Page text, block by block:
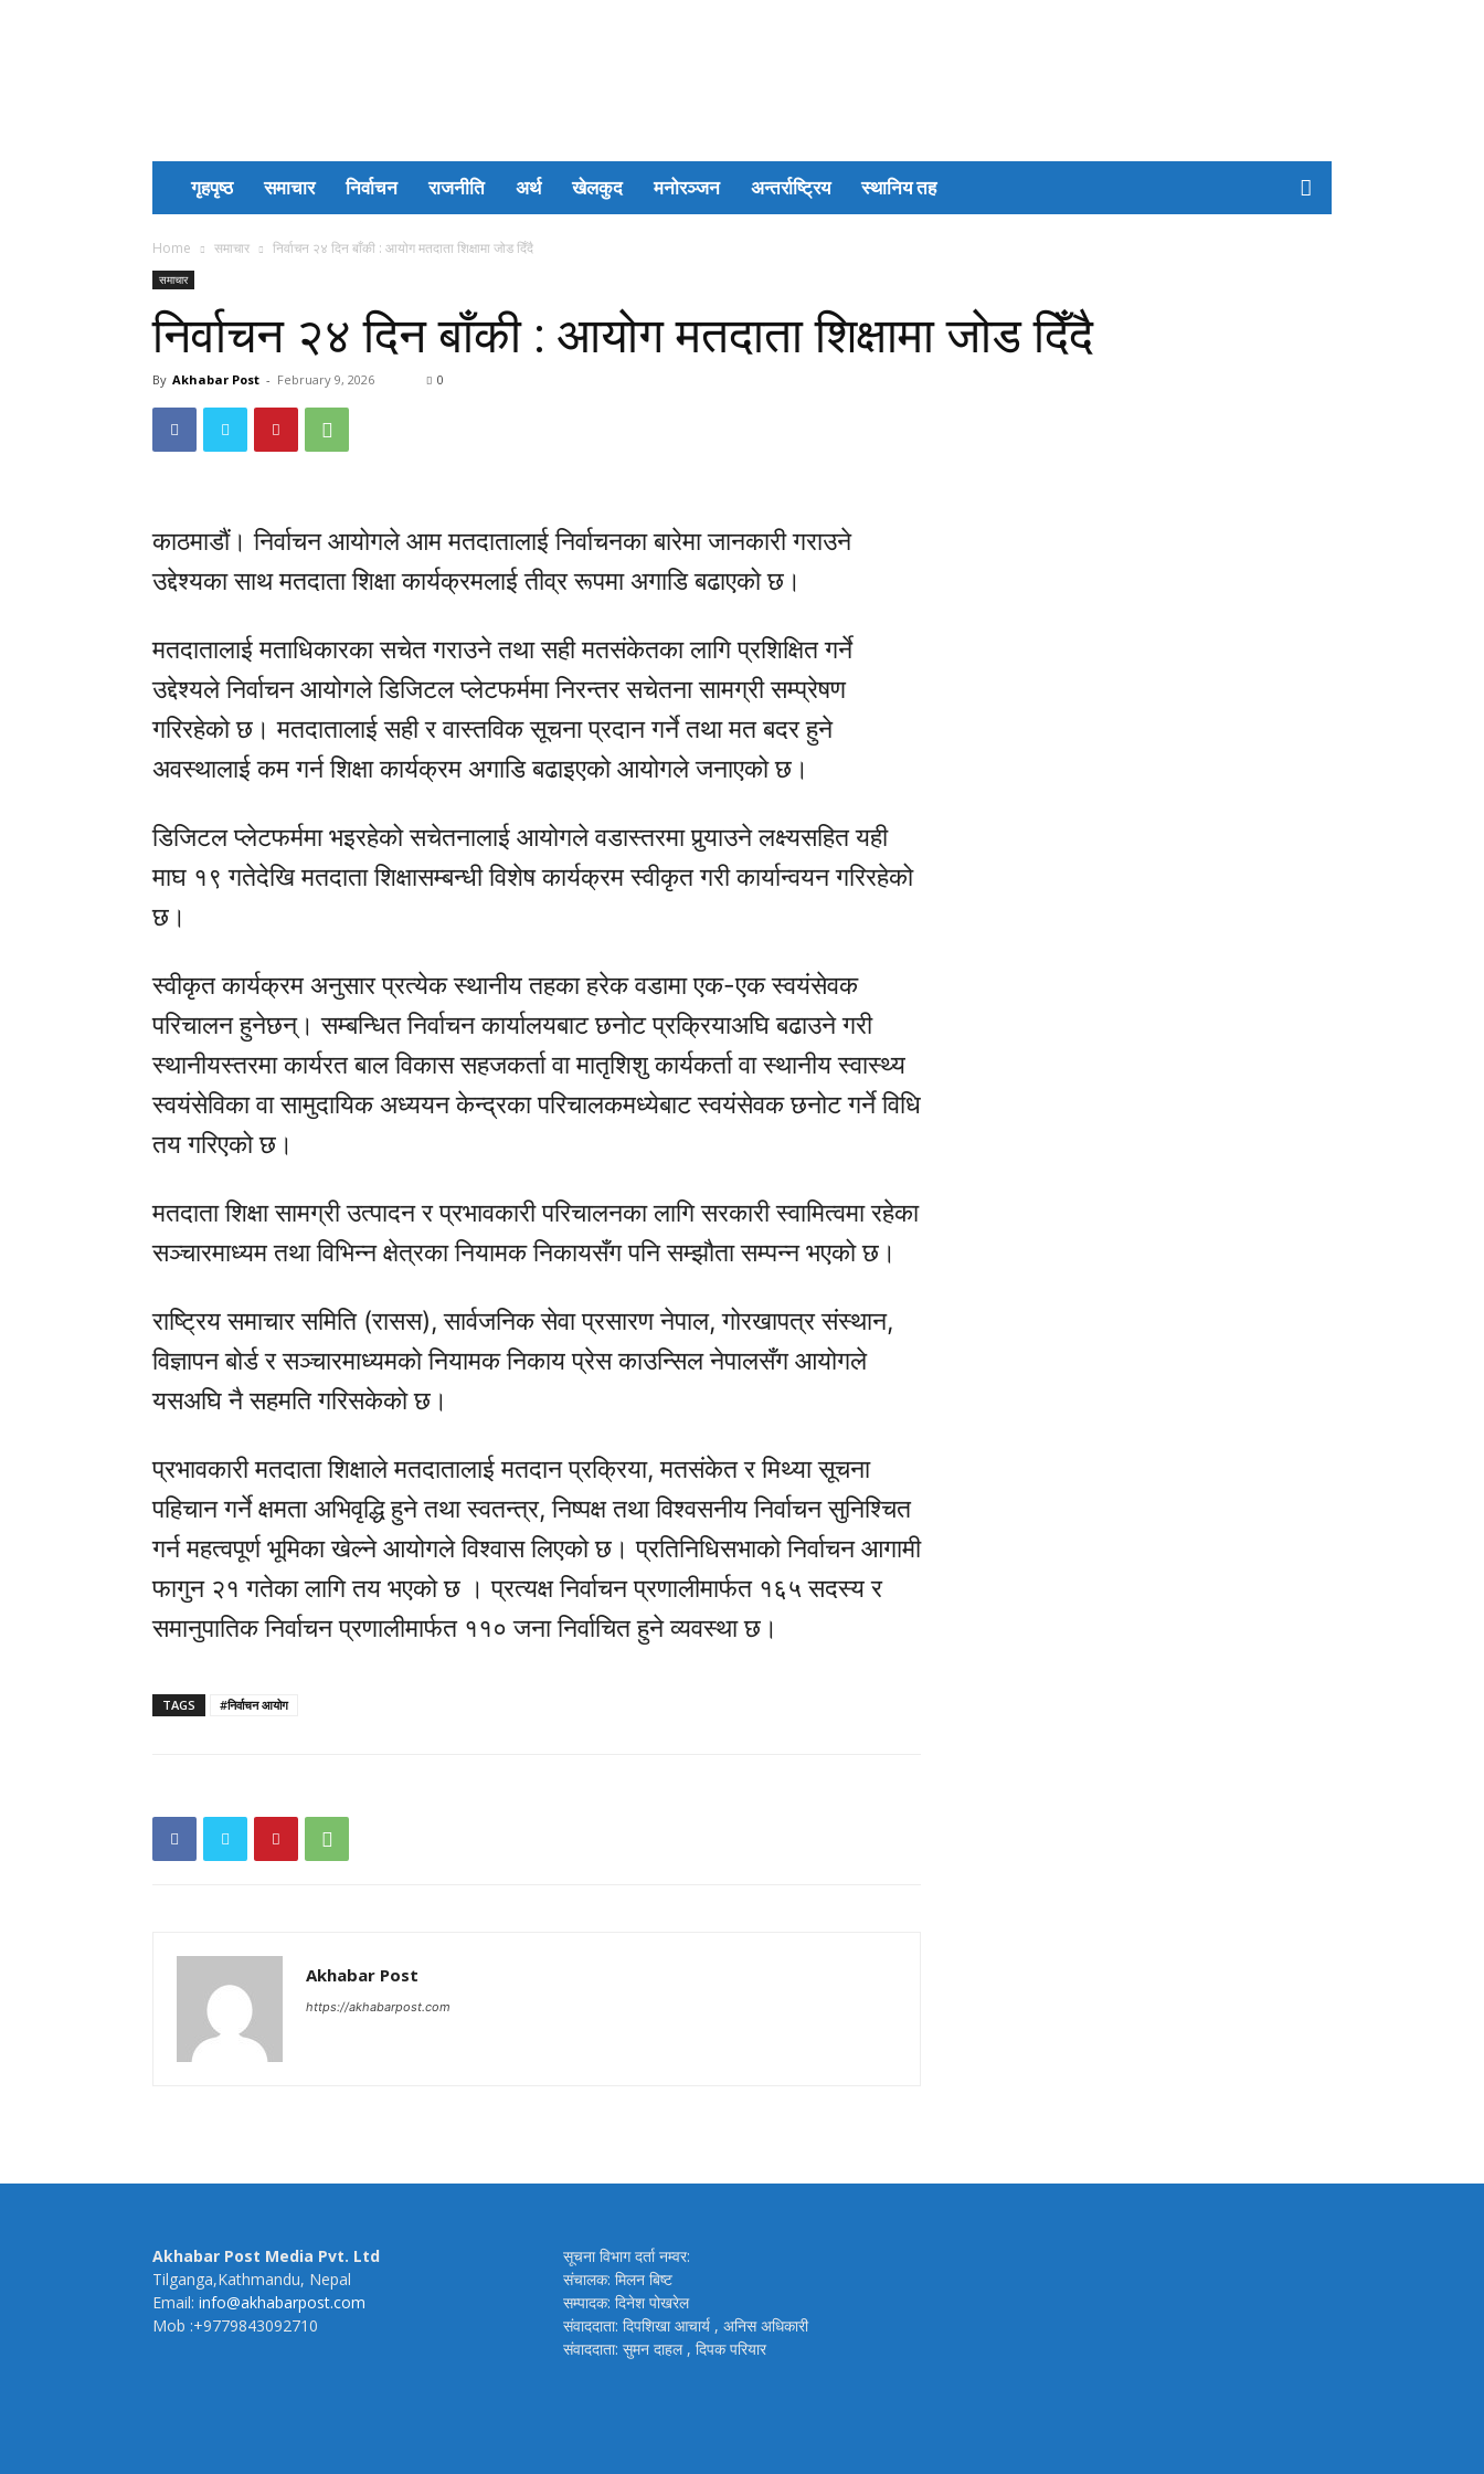
गृहपृष्ठ समाचार निर्वाचन राजनीति अर्थ खेलकुद मनोरञ्जन अन्तर्राष्ट्रिय स्थानिय तह
Home समाचार निर्वाचन २४ दिन बाँकी : आयोग मतदाता शिक्षामा जोड दिँदै
समाचार
निर्वाचन २४ दिन बाँकी : आयोग मतदाता शिक्षामा जोड दिँदै
By Akhabar Post - February 9, 2026 0
काठमाडौं। निर्वाचन आयोगले आम मतदातालाई निर्वाचनका बारेमा जानकारी गराउने
उद्देश्यका साथ मतदाता शिक्षा कार्यक्रमलाई तीव्र रूपमा अगाडि बढाएको छ।
मतदातालाई मताधिकारका सचेत गराउने तथा सही मतसंकेतका लागि प्रशिक्षित गर्ने
उद्देश्यले निर्वाचन आयोगले डिजिटल प्लेटफर्ममा निरन्तर सचेतना सामग्री सम्प्रेषण
गरिरहेको छ। मतदातालाई सही र वास्तविक सूचना प्रदान गर्ने तथा मत बदर हुने
अवस्थालाई कम गर्न शिक्षा कार्यक्रम अगाडि बढाइएको आयोगले जनाएको छ।
डिजिटल प्लेटफर्ममा भइरहेको सचेतनालाई आयोगले वडास्तरमा पुर्‍याउने लक्ष्यसहित यही
माघ १९ गतेदेखि मतदाता शिक्षासम्बन्धी विशेष कार्यक्रम स्वीकृत गरी कार्यान्वयन गरिरहेको
छ।
स्वीकृत कार्यक्रम अनुसार प्रत्येक स्थानीय तहका हरेक वडामा एक-एक स्वयंसेवक
परिचालन हुनेछन्। सम्बन्धित निर्वाचन कार्यालयबाट छनोट प्रक्रियाअघि बढाउने गरी
स्थानीयस्तरमा कार्यरत बाल विकास सहजकर्ता वा मातृशिशु कार्यकर्ता वा स्थानीय स्वास्थ्य
स्वयंसेविका वा सामुदायिक अध्ययन केन्द्रका परिचालकमध्येबाट स्वयंसेवक छनोट गर्ने विधि
तय गरिएको छ।
मतदाता शिक्षा सामग्री उत्पादन र प्रभावकारी परिचालनका लागि सरकारी स्वामित्वमा रहेका
सञ्चारमाध्यम तथा विभिन्न क्षेत्रका नियामक निकायसँग पनि सम्झौता सम्पन्न भएको छ।
राष्ट्रिय समाचार समिति (रासस), सार्वजनिक सेवा प्रसारण नेपाल, गोरखापत्र संस्थान,
विज्ञापन बोर्ड र सञ्चारमाध्यमको नियामक निकाय प्रेस काउन्सिल नेपालसँग आयोगले
यसअघि नै सहमति गरिसकेको छ।
प्रभावकारी मतदाता शिक्षाले मतदातालाई मतदान प्रक्रिया, मतसंकेत र मिथ्या सूचना
पहिचान गर्ने क्षमता अभिवृद्धि हुने तथा स्वतन्त्र, निष्पक्ष तथा विश्वसनीय निर्वाचन सुनिश्चित
गर्न महत्वपूर्ण भूमिका खेल्ने आयोगले विश्वास लिएको छ। प्रतिनिधिसभाको निर्वाचन आगामी
फागुन २१ गतेका लागि तय भएको छ । प्रत्यक्ष निर्वाचन प्रणालीमार्फत १६५ सदस्य र
समानुपातिक निर्वाचन प्रणालीमार्फत ११० जना निर्वाचित हुने व्यवस्था छ।
TAGS #निर्वाचन आयोग
Akhabar Post
https://akhabarpost.com
Akhabar Post Media Pvt. Ltd
Tilganga,Kathmandu, Nepal
Email: info@akhabarpost.com
Mob :+9779843092710
सूचना विभाग दर्ता नम्वर:
संचालक: मिलन बिष्ट
सम्पादक: दिनेश पोखरेल
संवाददाता: दिपशिखा आचार्य , अनिस अधिकारी
संवाददाता: सुमन दाहल , दिपक परियार